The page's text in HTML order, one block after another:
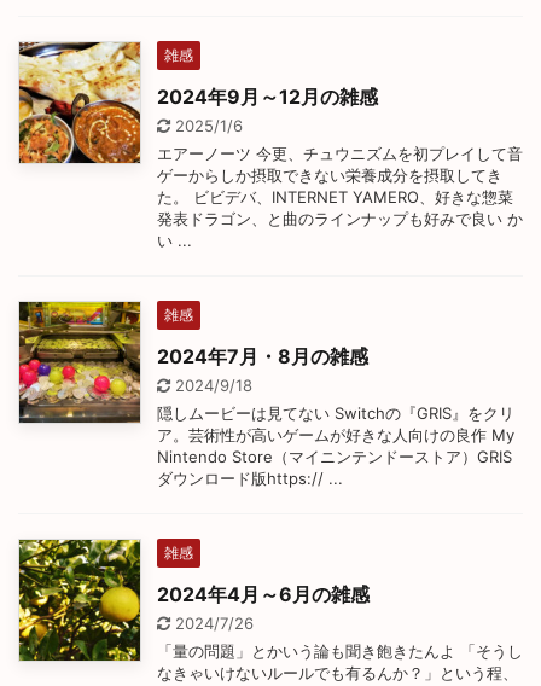
雑感
2024年9月～12月の雑感
2025/1/6
エアーノーツ 今更、チュウニズムを初プレイして音
ゲーからしか摂取できない栄養成分を摂取してき
た。 ビビデバ、INTERNET YAMERO、好きな惣菜
発表ドラゴン、と曲のラインナップも好みで良い か
い ...
雑感
2024年7月・8月の雑感
2024/9/18
隠しムービーは見てない Switchの『GRIS』をクリ
ア。芸術性が高いゲームが好きな人向けの良作 My
Nintendo Store（マイニンテンドーストア）GRIS
ダウンロード版https:// ...
雑感
2024年4月～6月の雑感
2024/7/26
「量の問題」とかいう論も聞き飽きたんよ 「そうし
なきゃいけないルールでも有るんか？」という程、